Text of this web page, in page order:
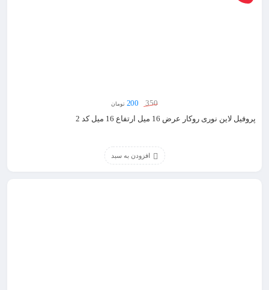
350
200 تومان
پروفیل لاین نوری روکار عرض 16 میل ارتفاع 16 میل کد 2
افزودن به سبد